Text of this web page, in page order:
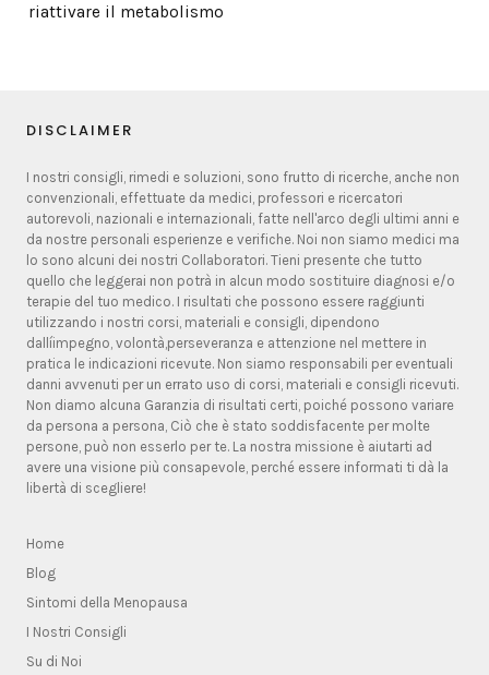
riattivare il metabolismo
DISCLAIMER
I nostri consigli, rimedi e soluzioni, sono frutto di ricerche, anche non
convenzionali, effettuate da medici, professori e ricercatori
autorevoli, nazionali e internazionali, fatte nell'arco degli ultimi anni e
da nostre personali esperienze e verifiche. Noi non siamo medici ma
lo sono alcuni dei nostri Collaboratori. Tieni presente che tutto
quello che leggerai non potrà in alcun modo sostituire diagnosi e/o
terapie del tuo medico. I risultati che possono essere raggiunti
utilizzando i nostri corsi, materiali e consigli, dipendono
dallíimpegno, volontà,perseveranza e attenzione nel mettere in
pratica le indicazioni ricevute. Non siamo responsabili per eventuali
danni avvenuti per un errato uso di corsi, materiali e consigli ricevuti.
Non diamo alcuna Garanzia di risultati certi, poiché possono variare
da persona a persona, Ciò che è stato soddisfacente per molte
persone, può non esserlo per te. La nostra missione è aiutarti ad
avere una visione più consapevole, perché essere informati ti dà la
libertà di scegliere!
Home
Blog
Sintomi della Menopausa
I Nostri Consigli
Su di Noi